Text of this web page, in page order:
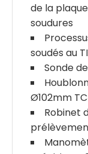
de la
soudures
soudés au
Sonde
Ø102mm
Robinet